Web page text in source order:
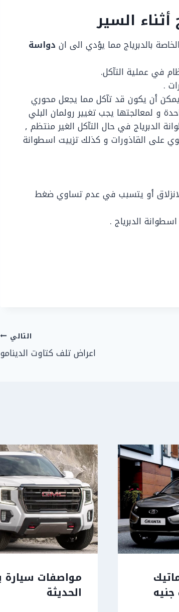
السير
بالدبرياج مما يؤدي الى ان دواسة
في عملية التآكل.
.
أن يكون قد تآكل مما يجعل محوري
و لمعالجتها يجب تغيير رولمان البلي
الدبرياج في حال التآكل الغير منتظم ,
على القاذورات و كذلك تزييت اسطوانة
أو يتسبب في عدم تساوي ضغط
الدبرياج .
التالي
اعراض تلف كتاوت الدينامو
الحديثة